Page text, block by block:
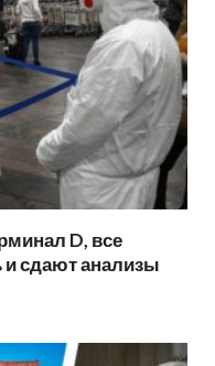
D, все
и сдают анализы